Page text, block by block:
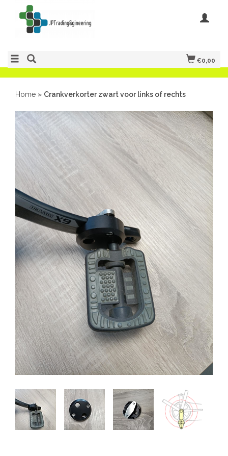
€0,00
Home » Crankverkorter zwart voor links of rechts